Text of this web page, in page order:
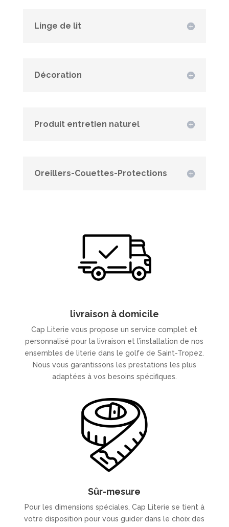
Linge de lit
Décoration
Produit entretien naturel
Oreillers-Couettes-Protections
livraison à domicile
Cap Literie vous propose un service complet et
personnalisé pour la livraison et l’installation de nos
ensembles de literie dans le golfe de Saint-Tropez.
Nous vous garantissons les prestations les plus
adaptées à vos besoins spécifiques.
Sûr-mesure
Pour les dimensions spéciales, Cap Literie se tient à
votre disposition pour vous guider dans le choix des